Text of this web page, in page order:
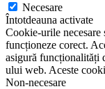
Necesare
Întotdeauna activate
Cookie-urile necesare
funcționeze corect.
asigură funcționalități
ului web. Aceste
Non-necesare